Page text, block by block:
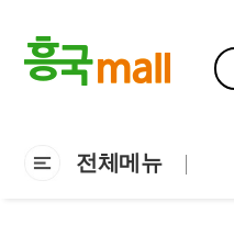
전체메뉴